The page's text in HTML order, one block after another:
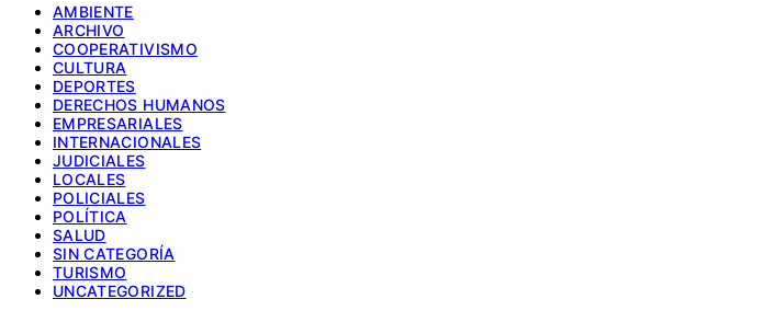
AMBIENTE
ARCHIVO
COOPERATIVISMO
CULTURA
DEPORTES
DERECHOS HUMANOS
EMPRESARIALES
INTERNACIONALES
JUDICIALES
LOCALES
POLICIALES
POLÍTICA
SALUD
SIN CATEGORÍA
TURISMO
UNCATEGORIZED